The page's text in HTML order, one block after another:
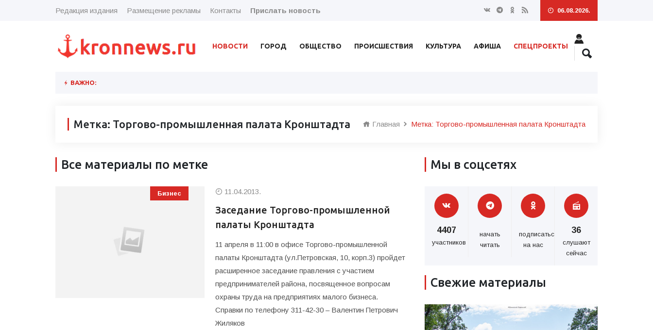
Редакция издания Размещение рекламы Контакты Прислать новость 06.08.2026.
НОВОСТИ ГОРОД ОБЩЕСТВО ПРОИСШЕСТВИЯ КУЛЬТУРА АФИША СПЕЦПРОЕКТЫ
ВАЖНО:
Метка: Торгово-промышленная палата Кронштадта Главная Метка: Торгово-промышленная палата Кронштадта
Все материалы по метке
Бизнес 11.04.2013.
Заседание Торгово-промышленной
палаты Кронштадта
11 апреля в 11:00 в офисе Торгово-промышленной
палаты Кронштадта (ул.Петровская, 10, корп.3) пройдет
расширенное заседание правления с участием
предпринимателей района, посвященное вопросам
охраны труда на предприятиях малого бизнеса.
Справки по телефону 311-42-30 – Валентин Петрович
Жиляков
Мы в соцсетях
4407
участников
начать
читать
подписаться
на нас
36
слушают
сейчас
Свежие материалы